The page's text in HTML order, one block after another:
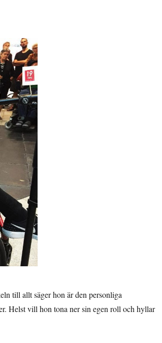
till allt säger hon är den personliga
Helst vill hon tona ner sin egen roll och hyllar